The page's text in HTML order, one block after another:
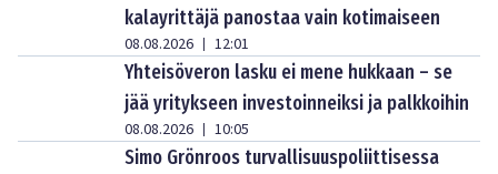
kalayrittäjä panostaa vain kotimaiseen
08.08.2026 | 12:01
Yhteisöveron lasku ei mene hukkaan – se
jää yritykseen investoinneiksi ja palkkoihin
08.08.2026 | 10:05
Simo Grönroos turvallisuuspoliittisessa